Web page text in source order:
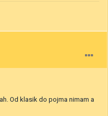
Od klasik do pojma nimam a